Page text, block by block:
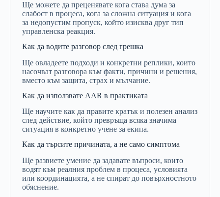
Ще можете да преценявате кога става дума за
слабост в процеса, кога за сложна ситуация и кога
за недопустим пропуск, който изисква друг тип
управленска реакция.
Как да водите разговор след грешка
Ще овладеете подходи и конкретни реплики, които
насочват разговора към факти, причини и решения,
вместо към защита, страх и мълчание.
Как да използвате AAR в практиката
Ще научите как да правите кратък и полезен анализ
след действие, който превръща всяка значима
ситуация в конкретно учене за екипа.
Как да търсите причината, а не само симптома
Ще развиете умение да задавате въпроси, които
водят към реалния проблем в процеса, условията
или координацията, а не спират до повърхностното
обяснение.